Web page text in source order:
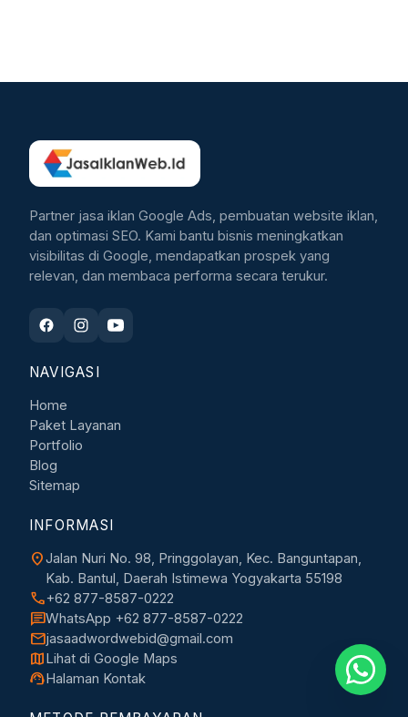
Partner jasa iklan Google Ads, pembuatan website iklan,
dan optimasi SEO. Kami bantu bisnis meningkatkan
visibilitas di Google, mendapatkan prospek yang
relevan, dan membaca performa secara terukur.
NAVIGASI
Home
Paket Layanan
Portfolio
Blog
Sitemap
INFORMASI
location_onJalan Nuri No. 98, Pringgolayan, Kec. Banguntapan,
Kab. Bantul, Daerah Istimewa Yogyakarta 55198
call+62 877-8587-0222
chatWhatsApp +62 877-8587-0222
mailjasaadwordwebid@gmail.com
mapLihat di Google Maps
support_agentHalaman Kontak